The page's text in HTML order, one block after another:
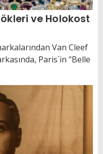
ve Holokost
Van Cleef
Paris´in "Belle